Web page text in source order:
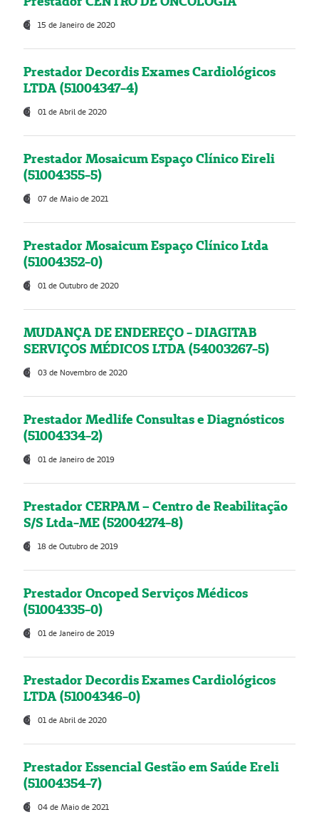
15 de Janeiro de 2020
Prestador Decordis Exames Cardiológicos
LTDA (51004347-4)
01 de Abril de 2020
Prestador Mosaicum Espaço Clínico Eireli
(51004355-5)
07 de Maio de 2021
Prestador Mosaicum Espaço Clínico Ltda
(51004352-0)
01 de Outubro de 2020
MUDANÇA DE ENDEREÇO - DIAGITAB
SERVIÇOS MÉDICOS LTDA (54003267-5)
03 de Novembro de 2020
Prestador Medlife Consultas e Diagnósticos
(51004334-2)
01 de Janeiro de 2019
Prestador CERPAM – Centro de Reabilitação
S/S Ltda-ME (52004274-8)
18 de Outubro de 2019
Prestador Oncoped Serviços Médicos
(51004335-0)
01 de Janeiro de 2019
Prestador Decordis Exames Cardiológicos
LTDA (51004346-0)
01 de Abril de 2020
Prestador Essencial Gestão em Saúde Ereli
(51004354-7)
04 de Maio de 2021